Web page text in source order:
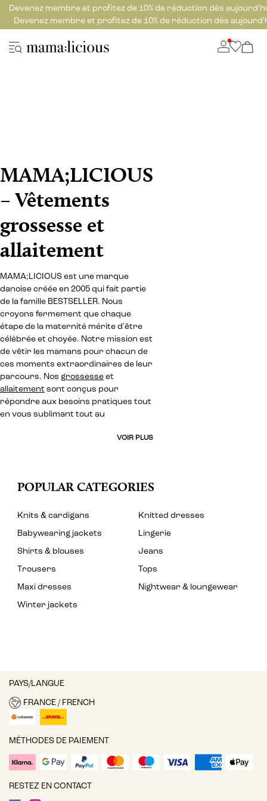
Devenez membre et profitez de 10% de réduction dès
Devenez membre et profitez de 10% de réduction dès
MAMA;LICIOUS
– Vêtements
grossesse et
allaitement
MAMA;LICIOUS est une marque
danoise créée en 2005 qui fait partie
de la famille BESTSELLER. Nous
croyons fermement que chaque
étape de la maternité mérite d'être
célébrée et choyée. Notre mission est
de vêtir les mamans pour chacun de
ces moments extraordinaires de leur
parcours. Nos grossesse et
allaitement sont conçus pour
répondre aux besoins pratiques tout
en vous sublimant tout au
VOIR PLUS
POPULAR CATEGORIES
Knits & cardigans
Knitted dresses
Babywearing jackets
Lingerie
Shirts & blouses
Jeans
Trousers
Tops
Maxi dresses
Nightwear & loungewear
Winter jackets
PAYS/LANGUE
FRANCE / FRENCH
MÉTHODES DE PAIEMENT
RESTEZ EN CONTACT